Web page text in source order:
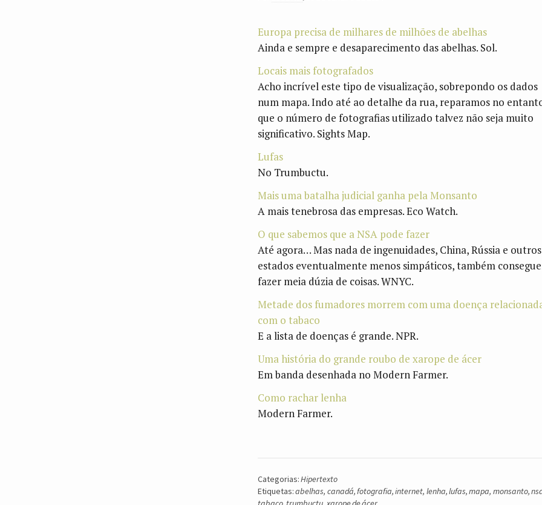
Europa precisa de milhares de milhões de abelhas
Ainda e sempre e desaparecimento das abelhas. Sol.
Locais mais fotografados
Acho incrível este tipo de visualização, sobrepondo os dados
num mapa. Indo até ao detalhe da rua, reparamos no
que o número de fotografias utilizado talvez não seja muito
significativo. Sights Map.
Lufas
No Trumbuctu.
Mais uma batalha judicial ganha pela Monsanto
A mais tenebrosa das empresas. Eco Watch.
O que sabemos que a NSA pode fazer
Até agora… Mas nada de ingenuidades, China, Rússia e outros
estados eventualmente menos simpáticos, também
fazer meia dúzia de coisas. WNYC.
Metade dos fumadores morrem com uma doença
com o tabaco
E a lista de doenças é grande. NPR.
Uma história do grande roubo de xarope de ácer
Em banda desenhada no Modern Farmer.
Como rachar lenha
Modern Farmer.
Categorias:Hipertexto
Etiquetas:abelhas, canadá,fotografia,internet, lenha,lufas,mapa, monsanto,